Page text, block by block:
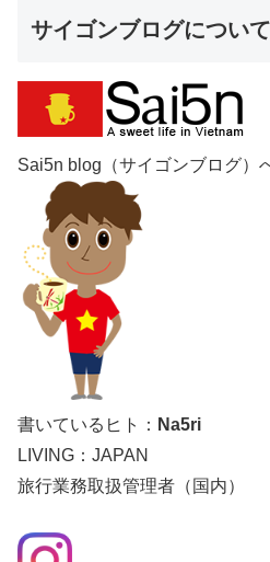
サイゴンブログについて
Sai5n blog（サイゴンブログ）
書いているヒト： Na5ri
LIVING：JAPAN
旅行業務取扱管理者（国内）